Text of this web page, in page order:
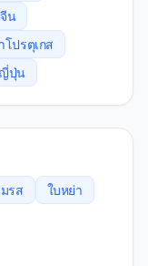
น
โปรตุเกส
ญี่ปุ่น
รส
ใบหย่า